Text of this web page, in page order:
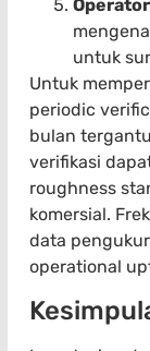
untuk
Untuk
periodic
bulan
verifikasi
roughness
komersial.
data
operational